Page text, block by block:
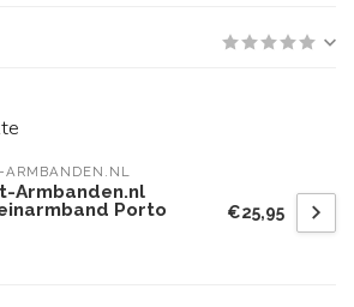
ARMBANDEN.NL
Armbanden.nl
Porto
€25,95